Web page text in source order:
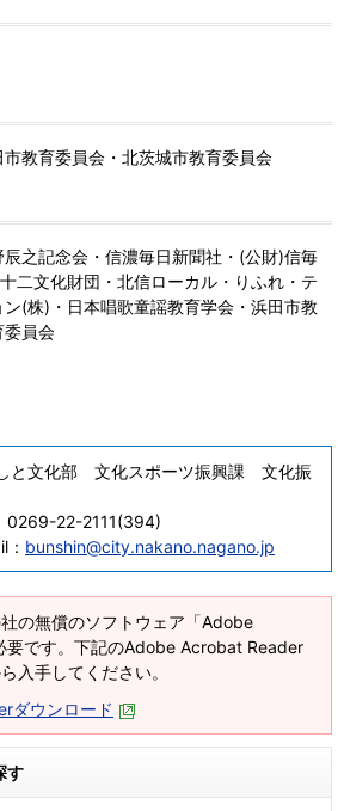
教育委員会・北茨城市教育委員会
之記念会・信濃毎日新聞社・(公財)信毎
二文化財団・北信ローカル・りふれ・テ
(株)・日本唱歌童謡教育学会・浜田市教
委員会
と文化部 文化スポーツ振興課 文化振
0269-22-2111(394)
： bunshin@city.nakano.nagano.jp
の無償のソフトウェア「Adobe
です。下記のAdobe Acrobat Reader
入手してください。
ダウンロード
す